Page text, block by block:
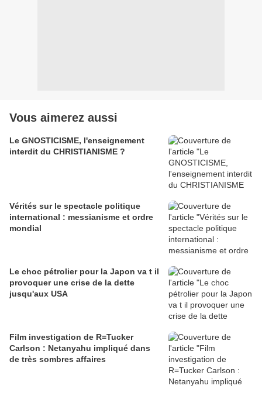
Vous aimerez aussi
Le GNOSTICISME, l'enseignement
interdit du CHRISTIANISME ?
Vérités sur le spectacle politique
international : messianisme et ordre
mondial
Le choc pétrolier pour la Japon va t il
provoquer une crise de la dette
jusqu'aux USA
Film investigation de R=Tucker
Carlson : Netanyahu impliqué dans
de très sombres affaires